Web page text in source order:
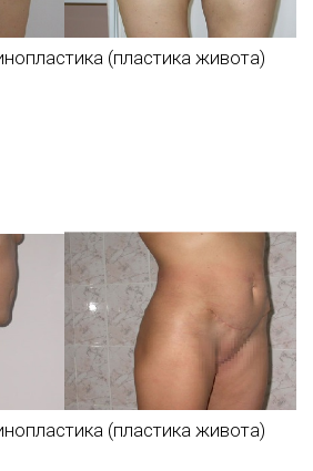
(пластика живота)
(пластика живота)